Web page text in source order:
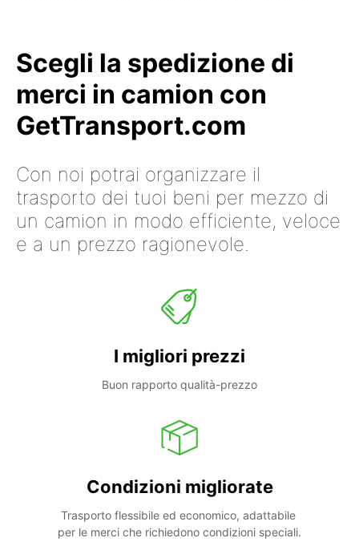
Scegli la spedizione di
merci in camion con
GetTransport.com
Con noi potrai organizzare il
trasporto dei tuoi beni per mezzo di
un camion in modo efficiente, veloce
e a un prezzo ragionevole.
I migliori prezzi
Buon rapporto qualità-prezzo
Condizioni migliorate
Trasporto flessibile ed economico, adattabile
per le merci che richiedono condizioni speciali.